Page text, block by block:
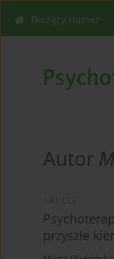
Bieżący numer
Autor
przyszłe